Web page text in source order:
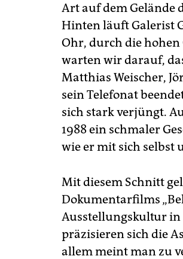
Art auf dem Gelände
Hinten läuft Galerist
Ohr, durch die
warten wir darauf,
Matthias Weischer,
sein Telefonat
sich stark verjüngt.
1988 ein schmaler
wie er mit sich selbst
Mit diesem Schnitt
Dokumentarfilms
Ausstellungskultur in
präzisieren sich die
allem meint man zu